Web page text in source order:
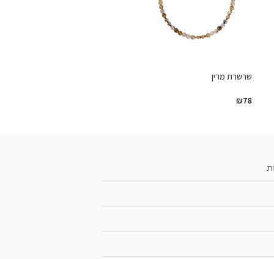
שרשרת מרין
₪78